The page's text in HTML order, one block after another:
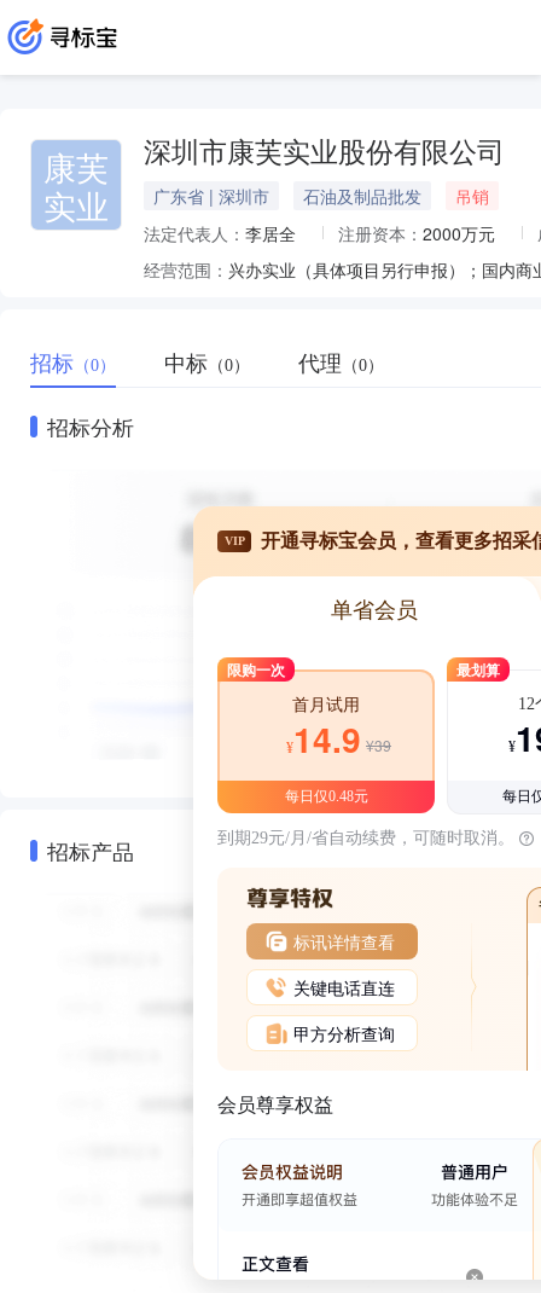
康芙
实业
深圳市康芙实业股份有限公司
广东省 | 深圳市 石油及制品批发
吊销
法定代表人： 李居全 注册资本： 2000万元
经营范围：
招标 （0） 中标 （0） 代理 （0）
招标分析
招标产品
VIP 开通寻标宝会员，查看更多招采
单省会员
限购一次
首月试用
¥14.9 ¥39
每日仅0.48元
最划算
12
¥
每日
到期29元/月/省自动续费，可随时取消。
标讯详情查看
关键电话直连
甲方分析查询
会员尊享权益